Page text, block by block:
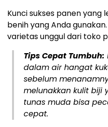
Kunci sukses panen
benih yang Anda
varietas unggul dari toko
Tips Cepat Tumbuh:
dalam air hangat
sebelum
melunakkan kulit biji
tunas muda bisa
cepat.